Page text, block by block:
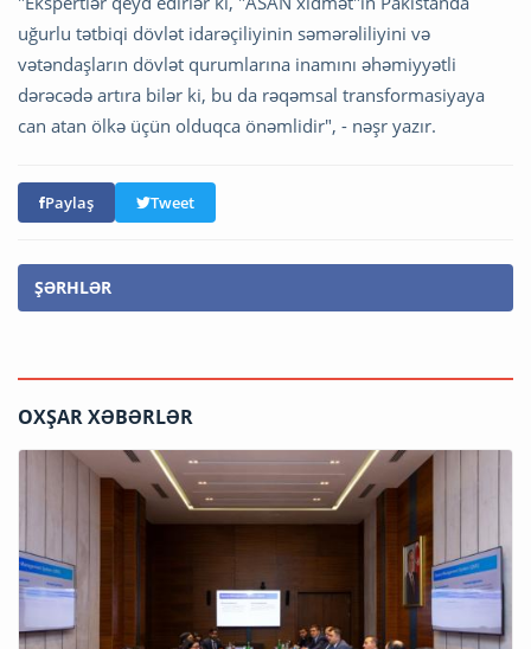
uğurlu tətbiqi dövlət idarəçiliyinin səmərəliliyini və
vətəndaşların dövlət qurumlarına inamını əhəmiyyətli
dərəcədə artıra bilər ki, bu da rəqəmsal transformasiyaya
can atan ölkə üçün olduqca önəmlidir", - nəşr yazır.
Paylaş Tweet
ŞƏRHLƏR
OXŞAR XƏBƏRLƏR